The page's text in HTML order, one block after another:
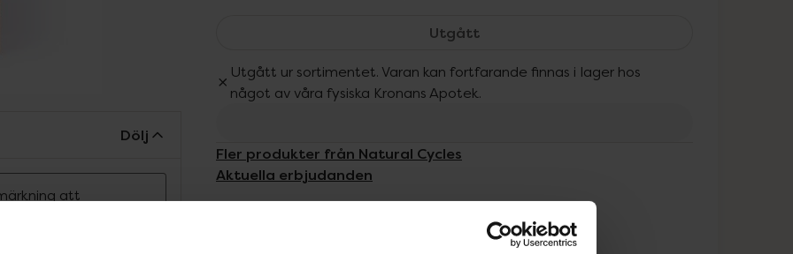
UtgåttNatural Cycles Ägglossningstest, 229 kr.
Utgått ur sortimentet. Varan kan fortfarande finnas i lager hos
något av våra fysiska Kronans Apotek.
Fler produkter från Natural Cycles
Aktuella erbjudanden
Dölj
att